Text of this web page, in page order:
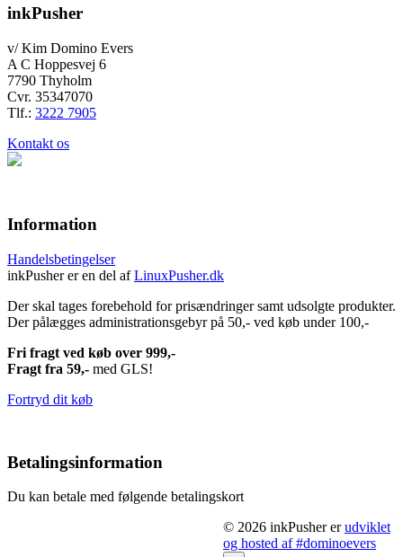
inkPusher
v/ Kim Domino Evers
A C Hoppesvej 6
7790 Thyholm
Cvr. 35347070
Tlf.: 3222 7905
Kontakt os
Information
Handelsbetingelser
inkPusher er en del afLinuxPusher.dk
Der skal tages forebehold for prisændringer samt udsolgte produkter.
Der pålægges administrationsgebyr på 50,- ved køb under 100,-
Fri fragt ved køb over 999,-
Fragt fra 59,- med GLS!
Fortryd dit køb
Betalingsinformation
Du kan betale med følgende betalingskort
© 2026 inkPusher erudviklet
og hosted af #dominoevers